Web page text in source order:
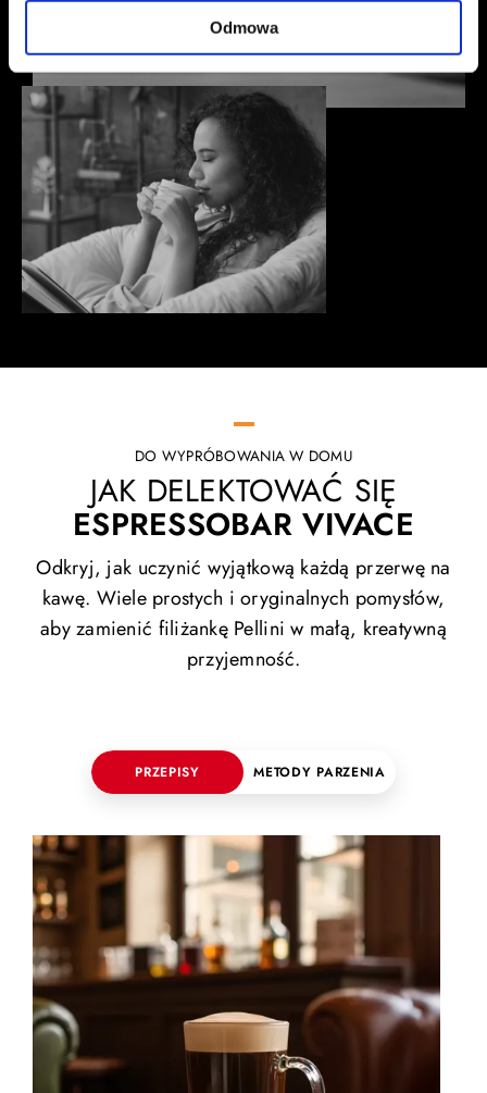
Odmowa
DO WYPRÓBOWANIA W DOMU
JAK DELEKTOWAĆ SIĘ
ESPRESSOBAR VIVACE
Odkryj, jak uczynić wyjątkową każdą przerwę na
kawę. Wiele prostych i oryginalnych pomysłów,
aby zamienić filiżankę Pellini w małą, kreatywną
przyjemność.
PRZEPISY METODY PARZENIA